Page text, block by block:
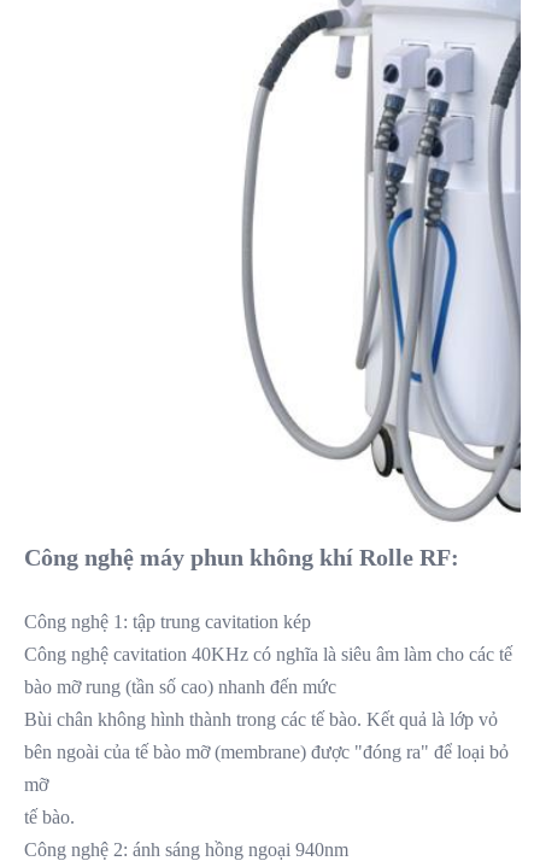
Phụ tùng miễn phí, Hỗ trợ trực tuyến, Lắp đặt hiện
trường, vận hành và đào tạo, Hỗ trợ kỹ thuật vide
Công nghệ máy phun không khí Rolle RF:
Công nghệ 1: tập trung cavitation kép
Công nghệ cavitation 40KHz có nghĩa là siêu âm làm cho các tế
bào mỡ rung (tần số cao) nhanh đến mức
Bùi chân không hình thành trong các tế bào. Kết quả là lớp vỏ
bên ngoài của tế bào mỡ (membrane) được "đóng ra" để loại bỏ
mỡ
tế bào.
Công nghệ 2: ánh sáng hồng ngoại 940nm